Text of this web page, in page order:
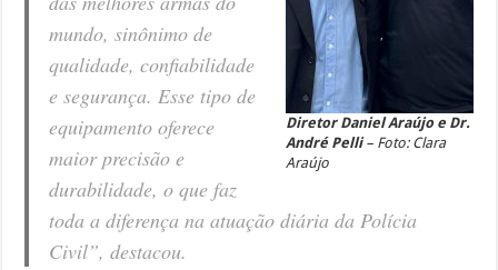
Diretor Daniel Araújo e Dr.
André Pelli– Foto: Clara
Araújo
mundo, sinônimo de
qualidade, confiabilidade
e segurança. Esse tipo de
equipamento oferece
maior precisão e
durabilidade, o que faz
toda a diferença na atuação diária da Polícia
Civil”, destacou.